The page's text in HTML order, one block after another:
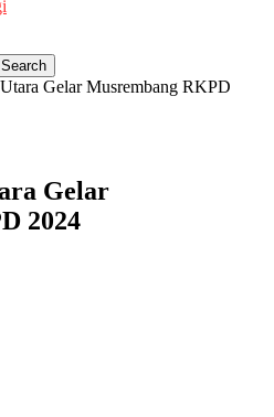
Gelar Musrembang RKPD
Gelar
2024